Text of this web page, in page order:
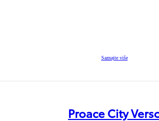
Saznajte više
Proace City